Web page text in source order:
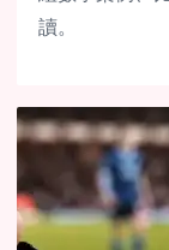
讀。